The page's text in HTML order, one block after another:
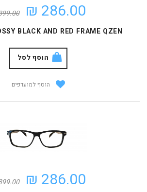
286.00 ₪
₪
BLACK AND RED FRAME QZEN
הוסף לסל
הוסף למועדפים
286.00 ₪
₪